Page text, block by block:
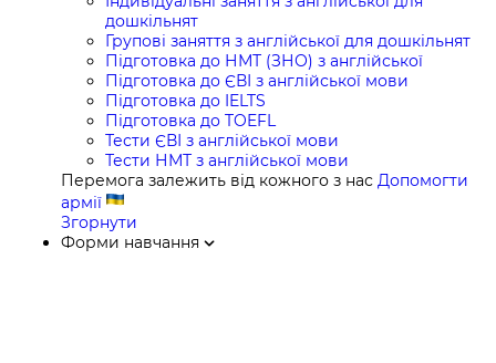
дошкільнят
Групові заняття з англійської для дошкільнят
Підготовка до НМТ (ЗНО) з англійської
Підготовка до ЄВІ з англійської мови
Підготовка до IELTS
Підготовка до TOEFL
Тести ЄВІ з англійської мови
Тести НМТ з англійської мови
Перемога залежить від кожного з нас Допомогти
армії
Згорнути
Форми навчання